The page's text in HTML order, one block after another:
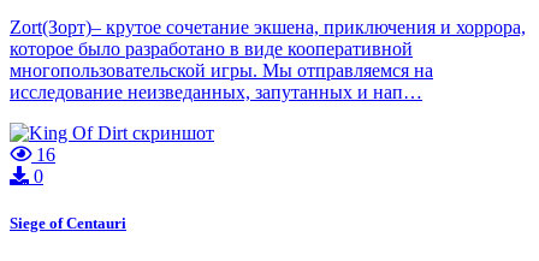
Zort(Зорт)– крутое сочетание экшена, приключения и хоррора,
которое было разработано в виде кооперативной
многопользовательской игры. Мы отправляемся на
исследование неизведанных, запутанных и нап…
16
0
Siege of Centauri